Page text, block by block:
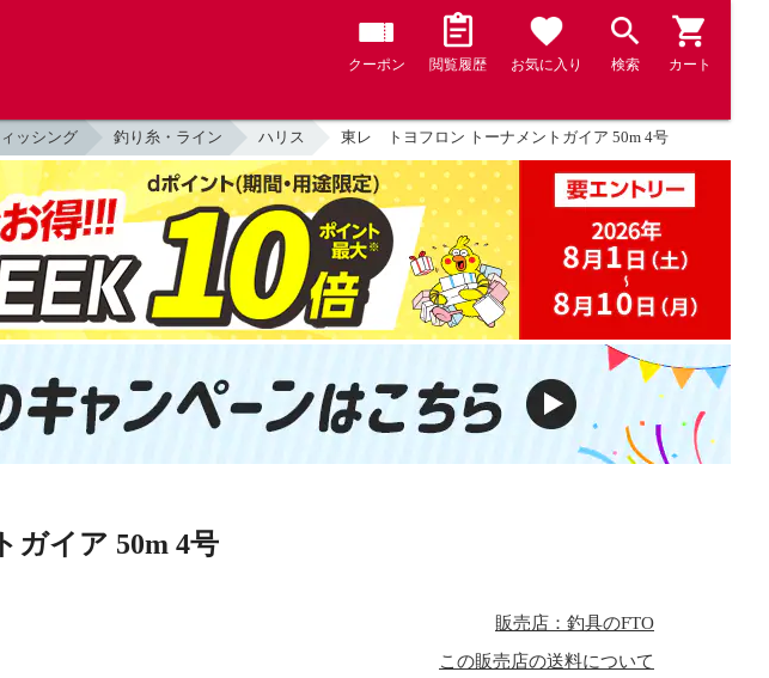
クーポン 閲覧履歴 お気に入り 検索 カート
ッシング 釣り糸・ライン ハリス 東レ トヨフロン トーナメントガイア 50m 4号
イア 50m 4号
販売店：釣具のFTO
この販売店の送料について